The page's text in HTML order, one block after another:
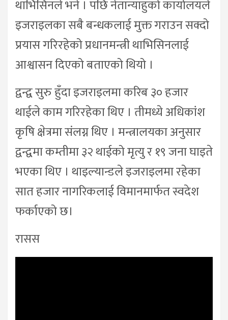
थाभिसिनले भने । पछि नेतान्याहुको कार्यालयले
इजराइलका सबै बन्धकलाई मुक्त गराउन सक्दो
प्रयास गरिरहेको प्रधानमन्त्री थाभिसिनलाई
आश्वासन दिएको बताएको थियो ।
द्वन्द्व सुरु हुँदा इजराइलमा करिब ३० हजार
थाईले काम गरिरहेका थिए । तीमध्ये अधिकांश
कृषि क्षेत्रमा संलग्न थिए । मन्त्रालयका अनुसार
द्वन्द्वमा कम्तीमा ३२ थाईको मृत्यु र १९ जना घाइते
भएका थिए । थाइल्यान्डले इजराइलमा रहेका
सात हजार नागरिकलाई विमानमार्फत स्वदेश
फर्काएको छ।
रासस